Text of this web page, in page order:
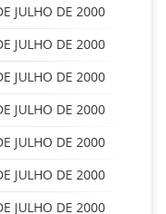
JULHO DE 2000
JULHO DE 2000
JULHO DE 2000
JULHO DE 2000
JULHO DE 2000
JULHO DE 2000
JULHO DE 2000